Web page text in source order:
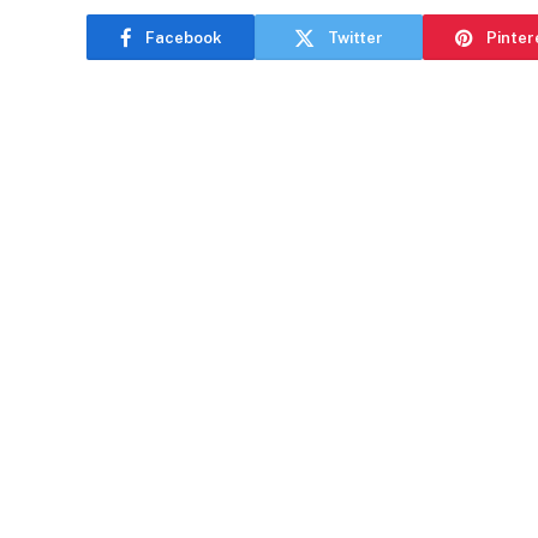
Facebook Twitter